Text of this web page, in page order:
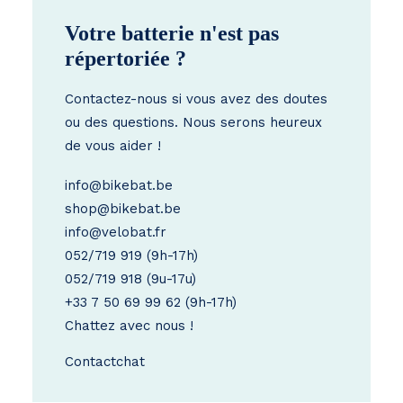
Votre batterie n'est pas
répertoriée ?
Contactez-nous si vous avez des doutes
ou des questions. Nous serons heureux
de vous aider !
info@bikebat.be
shop@bikebat.be
info@velobat.fr
052/719 919 (9h-17h)
052/719 918 (9u-17u)
+33 7 50 69 99 62 (9h-17h)
Chattez avec nous !
Contactchat